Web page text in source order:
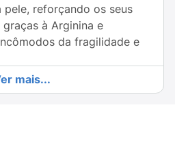
pele, reforçando os seus
à Arginina e
da fragilidade e
polológico
mais...